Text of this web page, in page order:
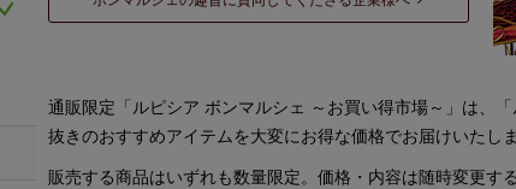
通販限定「ルピシア ボンマルシェ ～お買い得市場～」は、
抜きのおすすめアイテムを大変にお得な価格でお届けいたしま
販売する商品はいずれも数量限定。価格・内容は随時変更す